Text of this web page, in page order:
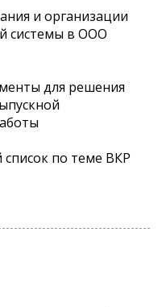
и организации
системы в ООО
для решения
список по теме ВКР